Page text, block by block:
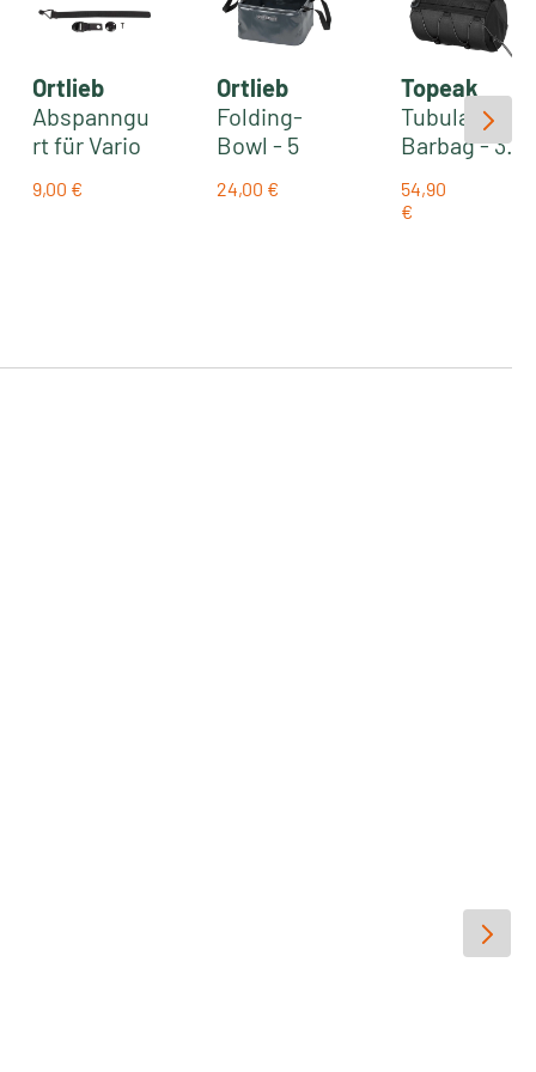
Ortlieb
Abspanngu
rt für Vario
Regulärer Preis:
9,00 €
Ortlieb
Folding-
Bowl - 5
Faltschüss
Regulärer Preis:
24,00 €
Topeak
Tubular
Barbag - 3.8
Lenkertasc
Regulärer
54,90
€